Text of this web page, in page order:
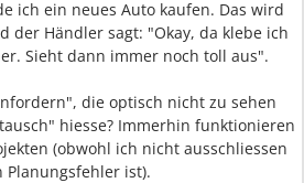
ich ein neues Auto kaufen. Das wird
der Händler sagt: "Okay, da klebe ich
Sieht dann immer noch toll aus".
die optisch nicht zu sehen
hiesse? Immerhin funktionieren
(obwohl ich nicht ausschliessen
Planungsfehler ist).